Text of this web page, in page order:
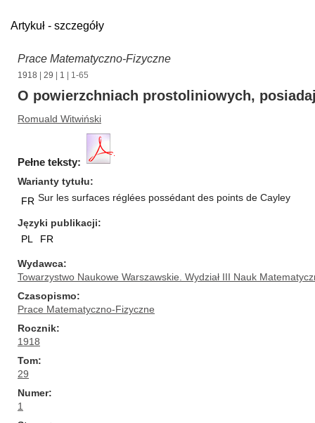
Artykuł - szczegóły
Prace Matematyczno-Fizyczne
1918 29 1 | 1-65
O powierzchniach prostoliniowych,
Romuald Witwiński
Pełne teksty:
Warianty tytułu
FR Sur les surfaces réglées possédant des points de Cayley
Języki publikacji
PL
FR
Wydawca
Towarzystwo Naukowe Warszawskie. Wydział III Nauk
Czasopismo
Prace Matematyczno-Fizyczne
Rocznik
1918
Tom
29
Numer
1